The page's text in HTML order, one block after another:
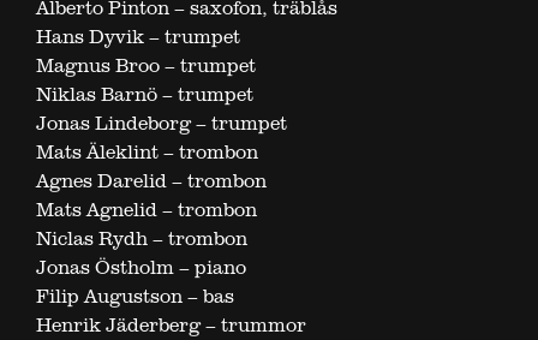
Alberto Pinton – saxofon, träblås
Hans Dyvik – trumpet
Magnus Broo – trumpet
Niklas Barnö – trumpet
Jonas Lindeborg – trumpet
Mats Äleklint – trombon
Agnes Darelid – trombon
Mats Agnelid – trombon
Niclas Rydh – trombon
Jonas Östholm – piano
Filip Augustson – bas
Henrik Jäderberg – trummor